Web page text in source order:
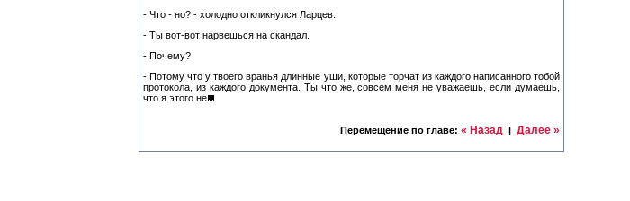
- Что - но? - холодно откликнулся Ларцев.
- Ты вот-вот нарвешься на скандал.
- Почему?
- Потому что у твоего вранья длинные уши, которые торчат из каждого написанного тобой
протокола, из каждого документа. Ты что же, совсем меня не уважаешь, если думаешь,
что я этого не
Перемещение по главе: « Назад | Далее »